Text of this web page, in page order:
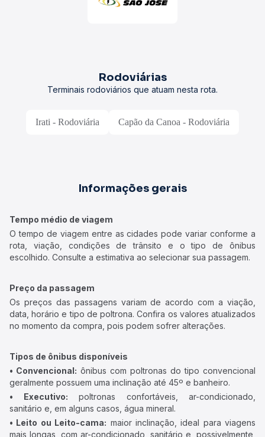
Rodoviárias
Terminais rodoviários que atuam nesta rota.
Irati - Rodoviária Capão da Canoa - Rodoviária
Informações gerais
Tempo médio de viagem
O tempo de viagem entre as cidades pode variar conforme a
rota, viação, condições de trânsito e o tipo de ônibus
escolhido. Consulte a estimativa ao selecionar sua passagem.
Preço da passagem
Os preços das passagens variam de acordo com a viação,
data, horário e tipo de poltrona. Confira os valores atualizados
no momento da compra, pois podem sofrer alterações.
Tipos de ônibus disponíveis
• Convencional: ônibus com poltronas do tipo convencional
geralmente possuem uma inclinação até 45º e banheiro.
• Executivo: poltronas confortáveis, ar-condicionado,
sanitário e, em alguns casos, água mineral.
• Leito ou Leito-cama: maior inclinação, ideal para viagens
mais longas, com ar-condicionado, sanitário e, possivelmente,